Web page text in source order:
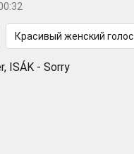
Красивый женский голос
ISÁK - Sorry